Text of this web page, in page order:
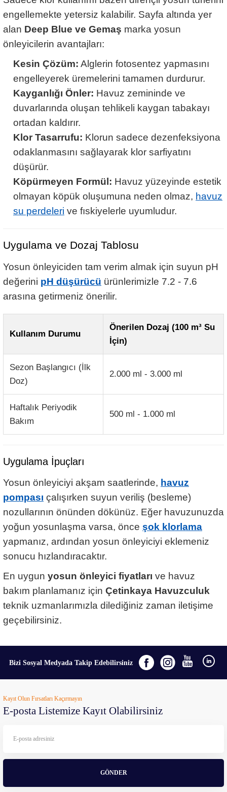
engellemekte yetersiz kalabilir. Sayfa altında yer
alan Deep Blue ve Gemaş marka yosun
önleyicilerin avantajları:
Kesin Çözüm: Alglerin fotosentez yapmasını
engelleyerek üremelerini tamamen durdurur.
Kayganlığı Önler: Havuz zemininde ve
duvarlarında oluşan tehlikeli kaygan tabakayı
ortadan kaldırır.
Klor Tasarrufu: Klorun sadece dezenfeksiyona
odaklanmasını sağlayarak klor sarfiyatını
düşürür.
Köpürmeyen Formül: Havuz yüzeyinde estetik
olmayan köpük oluşumuna neden olmaz, havuz
su perdeleri ve fıskiyelerle uyumludur.
Uygulama ve Dozaj Tablosu
Yosun önleyiciden tam verim almak için suyun pH
değerini pH düşürücü ürünlerimizle 7.2 - 7.6
arasına getirmeniz önerilir.
Kullanım Durumu
Önerilen Dozaj (100 m³ Su
İçin)
Sezon Başlangıcı (İlk
Doz)
2.000 ml - 3.000 ml
Haftalık Periyodik
Bakım
500 ml - 1.000 ml
Uygulama İpuçları
Yosun önleyiciyi akşam saatlerinde, havuz
pompası çalışırken suyun veriliş (besleme)
nozullarının önünden dökünüz. Eğer havuzunuzda
yoğun yosunlaşma varsa, önce şok klorlama
yapmanız, ardından yosun önleyiciyi eklemeniz
sonucu hızlandıracaktır.
En uygun yosun önleyici fiyatları ve havuz
bakım planlamanız için Çetinkaya Havuzculuk
teknik uzmanlarımızla dilediğiniz zaman iletişime
geçebilirsiniz.
Bizi Sosyal Medyada Takip Edebilirsiniz
Kayıt Olun Fırsatları Kaçırmayın
E-posta Listemize Kayıt Olabilirsiniz
GÖNDER